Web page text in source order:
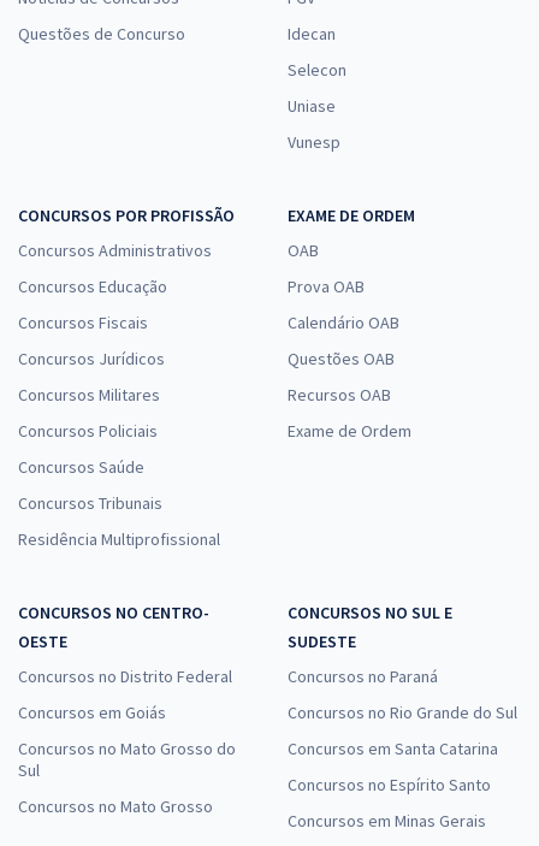
Questões de Concurso
Idecan
Selecon
Uniase
Vunesp
CONCURSOS POR PROFISSÃO
Concursos Administrativos
Concursos Educação
Concursos Fiscais
Concursos Jurídicos
Concursos Militares
Concursos Policiais
Concursos Saúde
Concursos Tribunais
Residência Multiprofissional
EXAME DE ORDEM
OAB
Prova OAB
Calendário OAB
Questões OAB
Recursos OAB
Exame de Ordem
CONCURSOS NO CENTRO-
OESTE
Concursos no Distrito Federal
Concursos em Goiás
Concursos no Mato Grosso do
Sul
Concursos no Mato Grosso
CONCURSOS NO SUL E
SUDESTE
Concursos no Paraná
Concursos no Rio Grande do Sul
Concursos em Santa Catarina
Concursos no Espírito Santo
Concursos em Minas Gerais